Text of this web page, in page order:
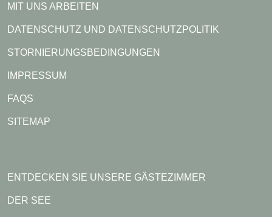
MIT UNS ARBEITEN
DATENSCHUTZ UND DATENSCHUTZPOLITIK
STORNIERUNGSBEDINGUNGEN
IMPRESSUM
FAQS
SITEMAP
ENTDECKEN SIE UNSERE GÄSTEZIMMER
DER SEE